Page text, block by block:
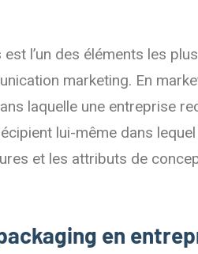
l’un des éléments les
marketing. En
laquelle une entreprise
lui-même dans
et les attributs de
en